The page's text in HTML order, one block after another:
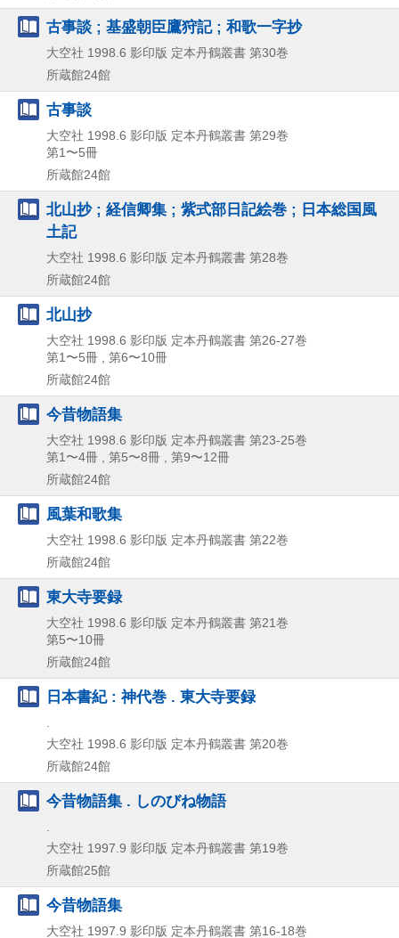
古事談 ; 基盛朝臣鷹狩記 ; 和歌一字抄
大空社 1998.6 影印版 定本丹鶴叢書 第30巻
所蔵館24館
古事談
大空社 1998.6 影印版 定本丹鶴叢書 第29巻
第1〜5冊
所蔵館24館
北山抄 ; 経信卿集 ; 紫式部日記絵巻 ; 日本総国風
土記
大空社 1998.6 影印版 定本丹鶴叢書 第28巻
所蔵館24館
北山抄
大空社 1998.6 影印版 定本丹鶴叢書 第26-27巻
第1〜5冊 , 第6〜10冊
所蔵館24館
今昔物語集
大空社 1998.6 影印版 定本丹鶴叢書 第23-25巻
第1〜4冊 , 第5〜8冊 , 第9〜12冊
所蔵館24館
風葉和歌集
大空社 1998.6 影印版 定本丹鶴叢書 第22巻
所蔵館24館
東大寺要録
大空社 1998.6 影印版 定本丹鶴叢書 第21巻
第5〜10冊
所蔵館24館
日本書紀 : 神代巻 . 東大寺要録
大空社 1998.6 影印版 定本丹鶴叢書 第20巻
所蔵館24館
今昔物語集 . しのびね物語
大空社 1997.9 影印版 定本丹鶴叢書 第19巻
所蔵館25館
今昔物語集
大空社 1997.9 影印版 定本丹鶴叢書 第16-18巻